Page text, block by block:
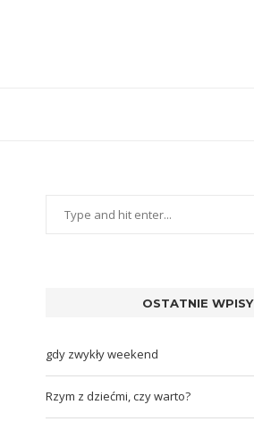
OSTATNIE WPISY
gdy zwykły weekend
Rzym z dziećmi, czy warto?